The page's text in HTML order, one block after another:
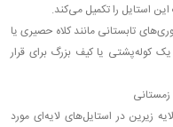
استایل را تکمیل می‌کند.
تابستانی مانند کلاه حصیری یا
کوله‌پشتی یا کیف بزرگ برای قرار
زیرین در استایل‌های لایه‌ای مورد